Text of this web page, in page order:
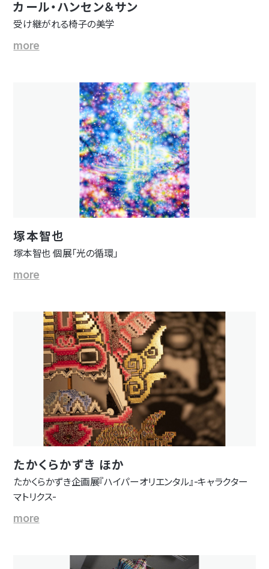
カール・ハンセン＆サン
受け継がれる椅子の美学
more
塚本智也
塚本智也 個展「光の循環」
more
たかくらかずき ほか
たかくらかずき企画展『ハイパーオリエンタル』-キャラクター
マトリクス-
more